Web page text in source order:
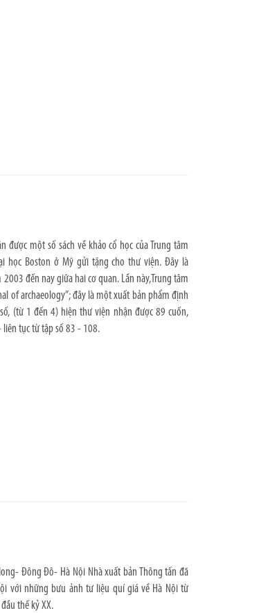
được một số sách về khảo cổ học của Trung tâm
học Boston ở Mỹ gửi tặng cho thư viện. Đây là
đến nay giữa hai cơ quan. Lần này,Trung tâm
of archaeology”; đây là một xuất bản phẩm định
(từ 1 đến 4) hiện thư viện nhận được 89 cuốn,
tục từ tập số 83 - 108.
Đông Đô- Hà Nội Nhà xuất bản Thông tấn đã
với những bưu ảnh tư liệu quí giá về Hà Nội từ
thế kỷ XX.